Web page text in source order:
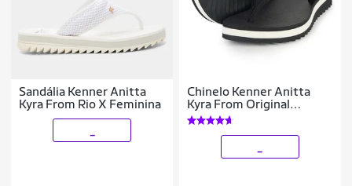
Sandália Kenner Anitta
Kyra From Rio X Feminina
Chinelo Kenner Anitta
Kyra From Original
Feminino